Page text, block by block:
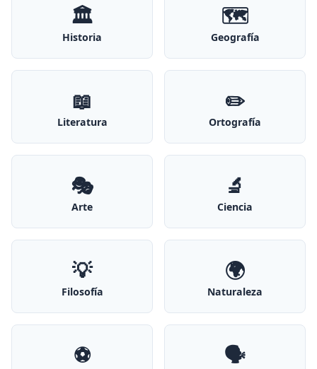
🏛️
Historia
🗺️
Geografía
📖
Literatura
✏️
Ortografía
🎭
Arte
🔬
Ciencia
💡
Filosofía
🌍
Naturaleza
⚽ 🗣️